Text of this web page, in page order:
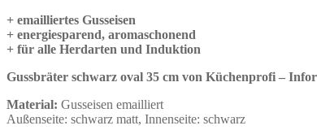
+ emailliertes Gusseisen
+ energiesparend, aromaschonend
+ für alle Herdarten und Induktion
Gussbräter schwarz oval 35 cm von Küchenprofi –
Material: Gusseisen emailliert
Außenseite: schwarz matt, Innenseite: schwarz